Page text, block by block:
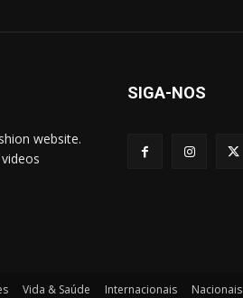
website.
SIGA-NOS
Vida & Saúde Internacionais Nacionais